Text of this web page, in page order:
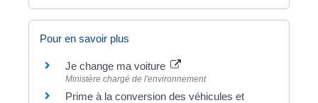
Pour en savoir plus
Je change ma voiture
Ministère chargé de l'environnement
Prime à la conversion des véhicules et